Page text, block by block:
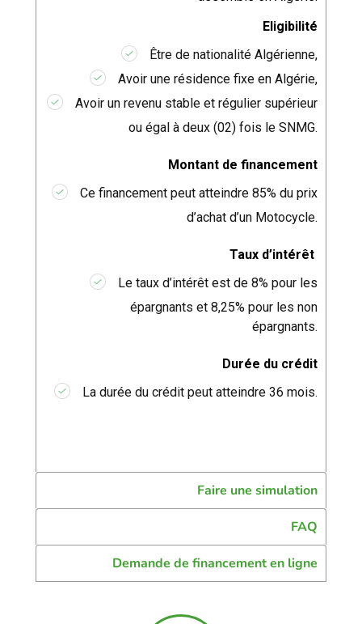
Eligibilité
Être de nationalité Algérienne,
Avoir une résidence fixe en Algérie,
Avoir un revenu stable et régulier supérieur
ou égal à deux (02) fois le SNMG.
Montant de financement
Ce financement peut atteindre 85% du prix
d’achat d’un Motocycle.
Taux d’intérêt
Le taux d’intérêt est de 8% pour les
épargnants et 8,25% pour les non
épargnants.
Durée du crédit
La durée du crédit peut atteindre 36 mois.
Faire une simulation
FAQ
Demande de financement en ligne